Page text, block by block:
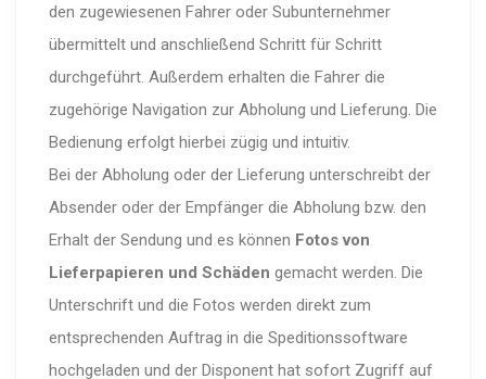
den zugewiesenen Fahrer oder Subunternehmer
übermittelt und anschließend Schritt für Schritt
durchgeführt. Außerdem erhalten die Fahrer die
zugehörige Navigation zur Abholung und Lieferung. Die
Bedienung erfolgt hierbei zügig und intuitiv.
Bei der Abholung oder der Lieferung unterschreibt der
Absender oder der Empfänger die Abholung bzw. den
Erhalt der Sendung und es können Fotos von
Lieferpapieren und Schäden gemacht werden. Die
Unterschrift und die Fotos werden direkt zum
entsprechenden Auftrag in die Speditionssoftware
hochgeladen und der Disponent hat sofort Zugriff auf